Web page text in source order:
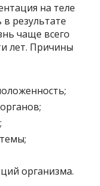
на теле
результате
чаще всего
лет. Причины
организма.